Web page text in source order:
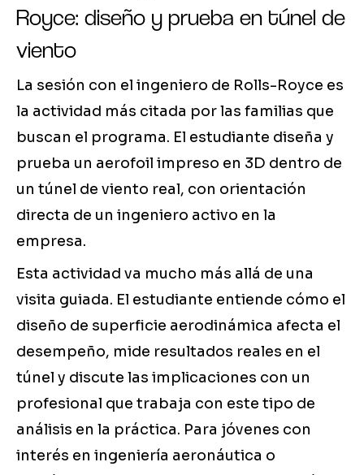
Royce: diseño y prueba en túnel de
viento
La sesión con el ingeniero de Rolls-Royce es
la actividad más citada por las familias que
buscan el programa. El estudiante diseña y
prueba un aerofoil impreso en 3D dentro de
un túnel de viento real, con orientación
directa de un ingeniero activo en la
empresa.
Esta actividad va mucho más allá de una
visita guiada. El estudiante entiende cómo el
diseño de superficie aerodinámica afecta el
desempeño, mide resultados reales en el
túnel y discute las implicaciones con un
profesional que trabaja con este tipo de
análisis en la práctica. Para jóvenes con
interés en ingeniería aeronáutica o